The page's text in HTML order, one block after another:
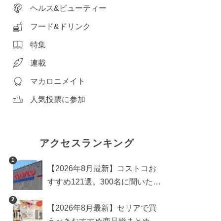
ヘルス&ビューティー
フード&ドリンク
特集
連載
マカロニメイト
人気投票に参加
アクセスランキング
1
【2026年8月最新】コストコお
すすめ121選。300名に聞いた買
め商品も
2
【2026年8月最新】セリアで買